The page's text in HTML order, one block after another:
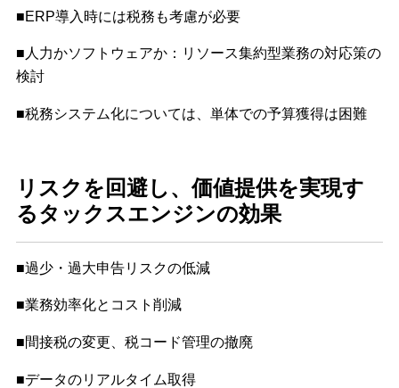
■ERP導入時には税務も考慮が必要
■人力かソフトウェアか：リソース集約型業務の対応策の
検討
■税務システム化については、単体での予算獲得は困難
リスクを回避し、価値提供を実現す
るタックスエンジンの効果
■過少・過大申告リスクの低減
■業務効率化とコスト削減
■間接税の変更、税コード管理の撤廃
■データのリアルタイム取得